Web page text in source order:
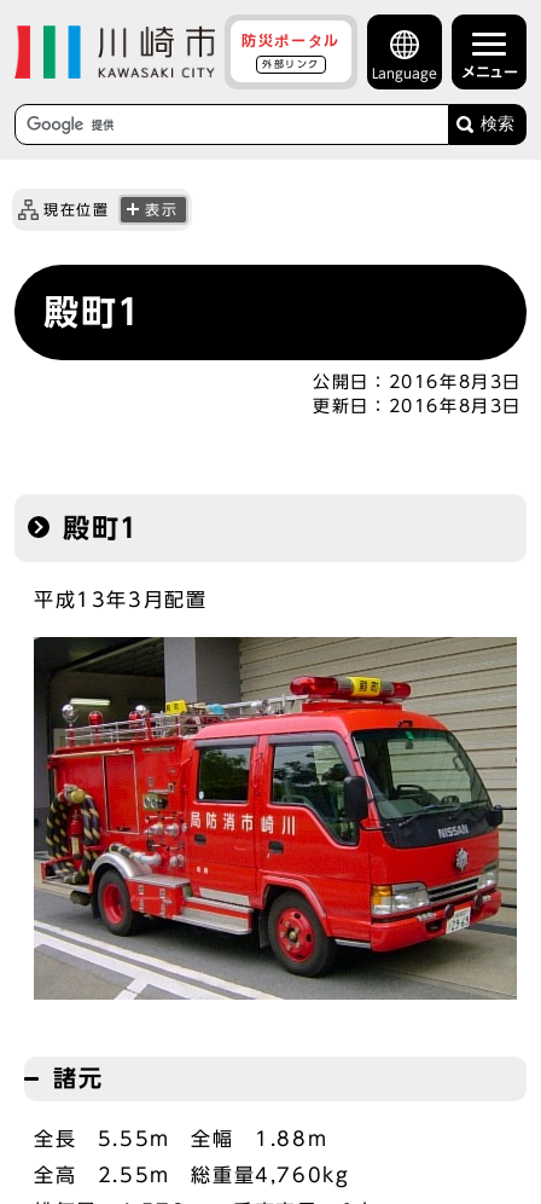
防災ポータル
外部リンク
Language メニュー
検索
現在位置 表示
殿町1
公開日：
2016年8月3日
更新日：
2016年8月3日
殿町1
平成13年3月配置
諸元
全長 5.55m 全幅 1.88m
全高 2.55m 総重量4,760kg